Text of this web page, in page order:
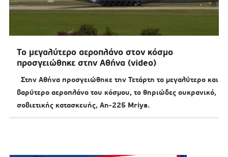
Το μεγαλύτερο αεροπλάνο στον κόσμο
προσγειώθηκε στην Αθήνα (video)
Στην Αθήνα προσγειώθηκε την Τετάρτη το μεγαλύτερο και
βαρύτερο αεροπλάνο του κόσμου, το θηριώδες ουκρανικό,
σοβιετικής κατασκευής, An-225 Mriya.